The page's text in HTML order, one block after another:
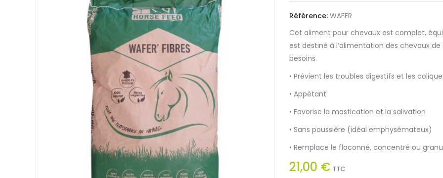
Référence: WAFER
Cet aliment pour chevaux est complet,
est destiné à l’alimentation des chevaux
besoins.
• Prévient les troubles digestifs et les
• Appétant
• Favorise la mastication et la salivation
• Sans poussière (idéal emphysémateux)
• Remplace le floconné, concentré ou
21,00 € TTC